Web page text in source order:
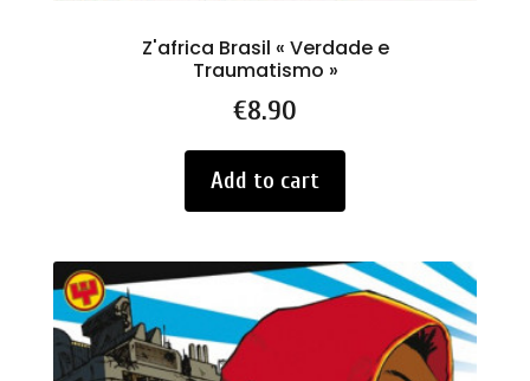
Z'africa Brasil « Verdade e
Traumatismo »
Price
€8.90
Add to cart